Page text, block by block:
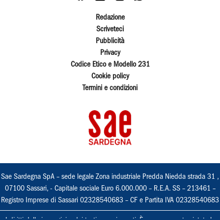
Redazione
Scriveteci
Pubblicità
Privacy
Codice Etico e Modello 231
Cookie policy
Termini e condizioni
Sae Sardegna SpA – sede legale Zona industriale Predda Niedda strada 31 ,
07100 Sassari, - Capitale sociale Euro 6.000.000 – R.E.A. SS – 213461 –
Registro Imprese di Sassari 02328540683 – CF e Partita IVA 02328540683